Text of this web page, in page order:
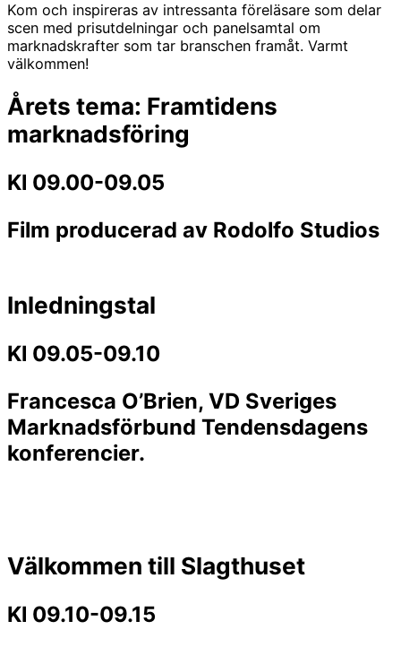
Kom och inspireras av intressanta föreläsare som delar
scen med prisutdelningar och panelsamtal om
marknadskrafter som tar branschen framåt. Varmt
välkommen!
Årets tema: Framtidens
marknadsföring
Kl 09.00-09.05
Film producerad av Rodolfo Studios
Inledningstal
Kl 09.05-09.10
Francesca O’Brien, VD Sveriges
Marknadsförbund Tendensdagens
konferencier.
Välkommen till Slagthuset
Kl 09.10-09.15